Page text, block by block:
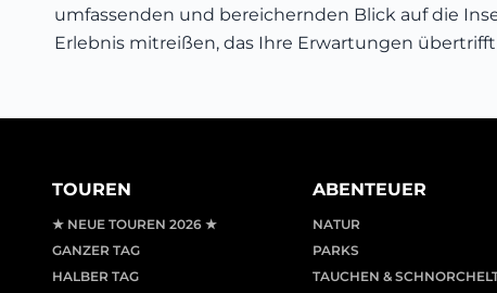
umfassenden und bereichernden Blick auf die
Erlebnis mitreißen, das Ihre Erwartungen
TOUREN
★ NEUE TOUREN 2026 ★
GANZER TAG
HALBER TAG
ABENTEUER
NATUR
PARKS
TAUCHEN &